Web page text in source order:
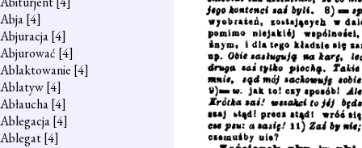
Abja[4]
Abjuracja[4]
Abjurować [4]
Ablaktowanie [4]
Ablatyw[4]
Abłaucha[4]
Ablegacja[4]
Ablegat[4]